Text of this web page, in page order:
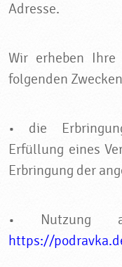
Adresse.
Wir erheben Ihre
folgenden
• die
Erfüllung eines
Erbringung der
• Nutzung
https://